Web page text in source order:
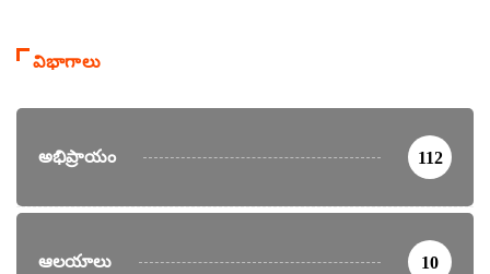
విభాగాలు
అభిప్రాయం 112
ఆలయాలు 10